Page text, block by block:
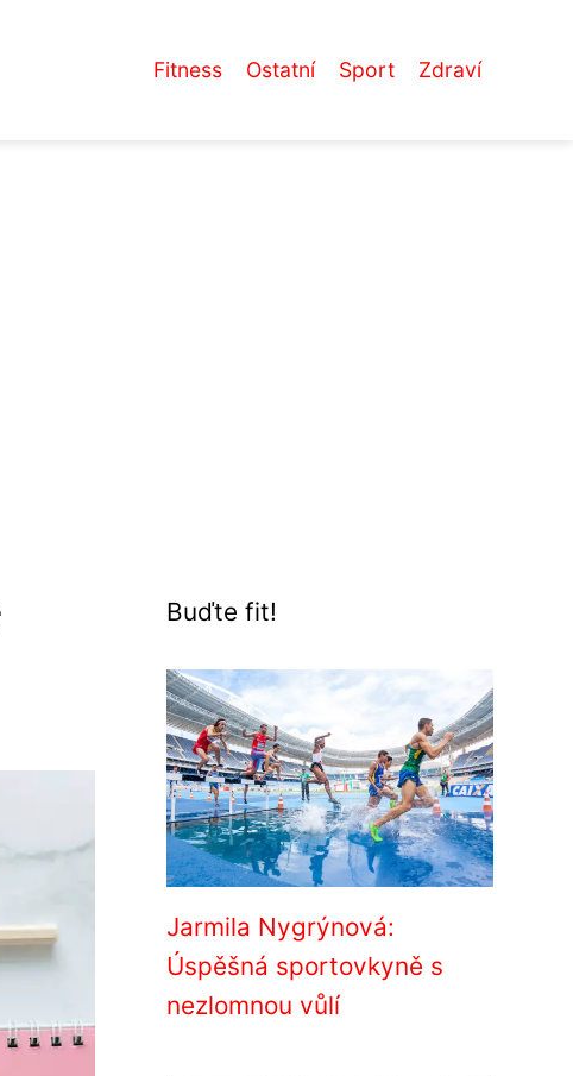
Fitness Ostatní Sport Zdraví
Buďte fit!
Jarmila Nygrýnová:
Úspěšná sportovkyně s
nezlomnou vůlí